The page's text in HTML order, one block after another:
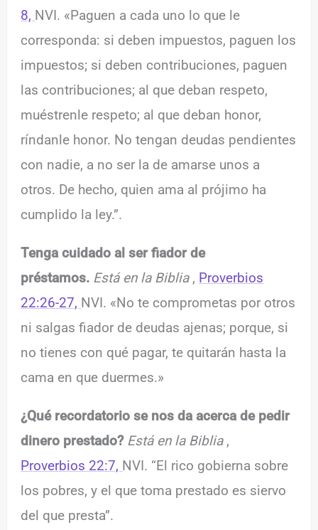
8, NVI. «Paguen a cada uno lo que le
corresponda: si deben impuestos, paguen los
impuestos; si deben contribuciones, paguen
las contribuciones; al que deban respeto,
muéstrenle respeto; al que deban honor,
ríndanle honor. No tengan deudas pendientes
con nadie, a no ser la de amarse unos a
otros. De hecho, quien ama al prójimo ha
cumplido la ley.”.
Tenga cuidado al ser fiador de
préstamos. Está en la Biblia, Proverbios
22:26-27, NVI. «No te comprometas por otros
ni salgas fiador de deudas ajenas; porque, si
no tienes con qué pagar, te quitarán hasta la
cama en que duermes.»
¿Qué recordatorio se nos da acerca de pedir
dinero prestado? Está en la Biblia,
Proverbios 22:7, NVI. “El rico gobierna sobre
los pobres, y el que toma prestado es siervo
del que presta”.